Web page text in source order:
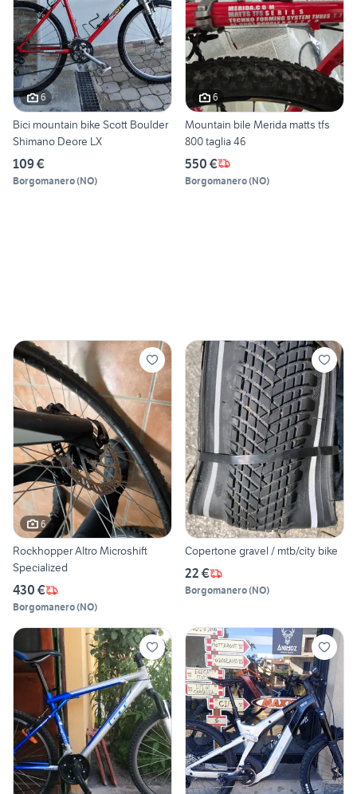
6
Bici mountain bike Scott Boulder
Shimano Deore LX
109 €
Borgomanero(NO)
6
Mountain bile Merida matts tfs
800 taglia 46
550 €
Borgomanero(NO)
6
Rockhopper Altro Microshift
Specialized
430 €
Borgomanero(NO)
Copertone gravel / mtb/city bike
22 €
Borgomanero(NO)